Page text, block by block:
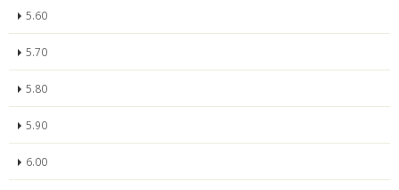
5.60
5.70
5.80
5.90
6.00